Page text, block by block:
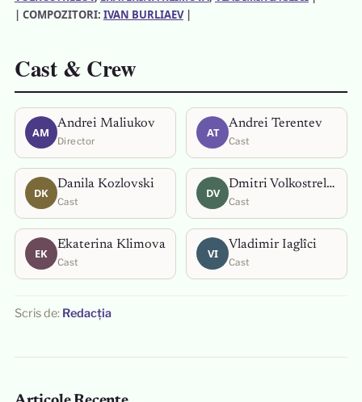
| COMPOZITORI: IVAN BURLIAEV|
Cast & Crew
AM
Andrei Maliukov
Director
AT
Andrei Terentev
Cast
DK
Danila Kozlovski
Cast
DV
Dmitri Volkostrelov
Cast
EK
Ekaterina Klimova
Cast
VI
Vladimir Iaglîci
Cast
Scris de: Redacția